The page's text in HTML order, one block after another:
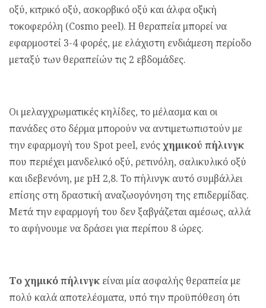
οξύ, κιτρικό οξύ, ασκορβικό οξύ και άλφα οξική
τοκοφερόλη (Cosmo peel). Η θεραπεία μπορεί να
εφαρμοστεί 3-4 φορές, με ελάχιστη ενδιάμεση περίοδο
μεταξύ των θεραπείών τις 2 εβδομάδες.
Οι μελαγχρωματικές κηλίδες, το μέλασμα και οι
πανάδες στο δέρμα μπορούν να αντιμετωπιστούν με
την εφαρμογή του Spot peel, ενόςχημικού πήλινγκ
που περιέχει μανδελικό οξύ, ρετινόλη, σαλικυλικό οξύ
και ιδεβενόνη, με pH 2,8. To πήλινγκ αυτό συμβάλλει
επίσης στη δραστική αναζωογόνηση της επιδερμίδας.
Μετά την εφαρμογή του δεν ξαβγάζεται αμέσως, αλλά
το αφήνουμε να δράσει για περίπου 8 ώρες.
Το χημικό πήλινγκ είναι μία ασφαλής θεραπεία με
πολύ καλά αποτελέσματα, υπό την προϋπόθεση ότι